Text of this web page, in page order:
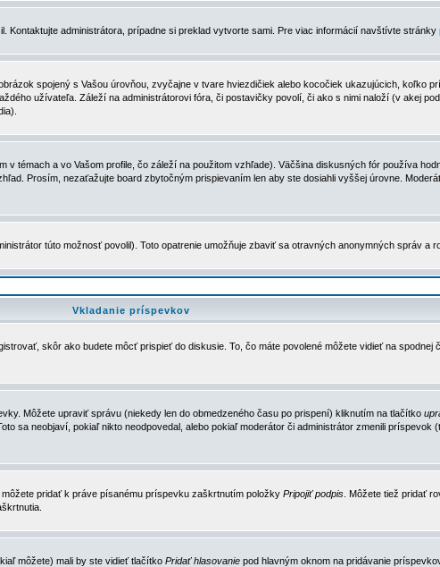
Kontaktujte administrátora, prípadne si preklad vytvorte sami. Pre viac informácií navštívte stránky
spojený s Vašou úrovňou, zvyčajne v tvare hviezdičiek alebo kocočiek ukazujúcich, koľko
užívateľa. Záleží na administrátorovi fóra, či postavičky povolí, či ako s nimi naloží (v akej
témach a vo Vašom profile, čo záleží na použitom vzhľade). Väčšina diskusných fór používa
Prosím, nezaťažujte board zbytočným prispievaním len aby ste dosiahli vyššej úrovne.
túto možnosť povolil). Toto opatrenie umožňuje zbaviť sa otravných anonymných správ a
Vkladanie príspevkov
skôr ako budete môcť prispieť do diskusie. To, čo máte povolené môžete vidieť na spodnej
Môžete upraviť správu (niekedy len do obmedzeného času po prispení) kliknutím na tlačítko
sa neobjaví, pokiaľ nikto neodpovedal, alebo pokiaľ moderátor či administrátor zmenili príspevok
môžete pridať k práve písanému príspevku zaškrtnutím položky Pripojiť podpis . Môžete tiež pridať
môžete) mali by ste vidieť tlačítko Pridať hlasovanie pod hlavným oknom na pridávanie